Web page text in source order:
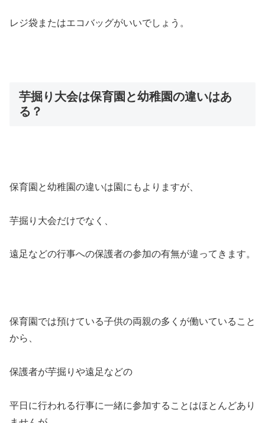
レジ袋またはエコバッグがいいでしょう。
芋掘り大会は保育園と幼稚園の違いはあ
る？
保育園と幼稚園の違いは園にもよりますが、
芋掘り大会だけでなく、
遠足などの行事への保護者の参加の有無が違ってきます。
保育園では預けている子供の両親の多くが働いていること
から、
保護者が芋掘りや遠足などの
平日に行われる行事に一緒に参加することはほとんどあり